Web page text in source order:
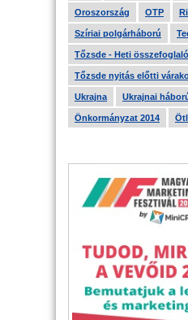
Oroszország OTP
Szíriai polgárháború
Tőzsde - Heti összefoglaló
Tőzsde nyitás előtti
Ukrajna Ukrajnai
Önkormányzat 2014